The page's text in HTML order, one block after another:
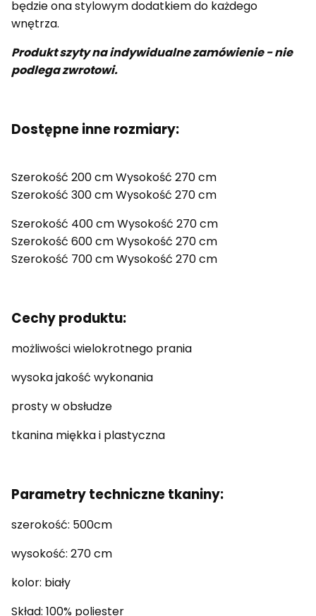
będzie ona stylowym dodatkiem do każdego
wnętrza.
Produkt szyty na indywidualne zamówienie - nie
podlega zwrotowi.
Dostępne inne rozmiary:
Szerokość 200 cm Wysokość 270 cm
Szerokość 300 cm Wysokość 270 cm
Szerokość 400 cm Wysokość 270 cm
Szerokość 600 cm Wysokość 270 cm
Szerokość 700 cm Wysokość 270 cm
Cechy produktu:
możliwości wielokrotnego prania
wysoka jakość wykonania
prosty w obsłudze
tkanina miękka i plastyczna
Parametry techniczne tkaniny:
szerokość: 500cm
wysokość: 270 cm
kolor: biały
Skład: 100% poliester